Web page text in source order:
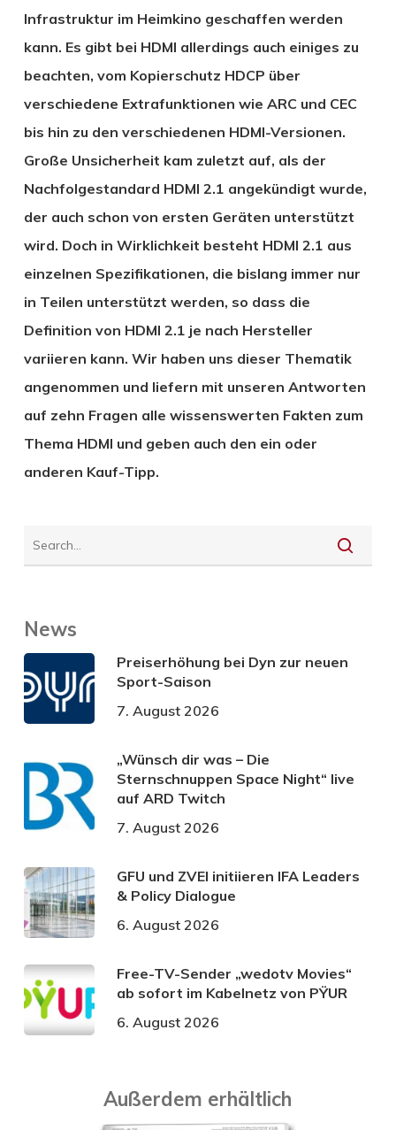
Infrastruktur im Heimkino geschaffen werden
kann. Es gibt bei HDMI allerdings auch einiges zu
beachten, vom Kopierschutz HDCP über
verschiedene Extrafunktionen wie ARC und CEC
bis hin zu den verschiedenen HDMI-Versionen.
Große Unsicherheit kam zuletzt auf, als der
Nachfolgestandard HDMI 2.1 angekündigt wurde,
der auch schon von ersten Geräten unterstützt
wird. Doch in Wirklichkeit besteht HDMI 2.1 aus
einzelnen Spezifikationen, die bislang immer nur
in Teilen unterstützt werden, so dass die
Definition von HDMI 2.1 je nach Hersteller
variieren kann. Wir haben uns dieser Thematik
angenommen und liefern mit unseren Antworten
auf zehn Fragen alle wissenswerten Fakten zum
Thema HDMI und geben auch den ein oder
anderen Kauf-Tipp.
News
Preiserhöhung bei Dyn zur neuen
Sport-Saison
7. August 2026
„Wünsch dir was – Die
Sternschnuppen Space Night“ live
auf ARD Twitch
7. August 2026
GFU und ZVEI initiieren IFA Leaders
& Policy Dialogue
6. August 2026
Free-TV-Sender „wedotv Movies“
ab sofort im Kabelnetz von PŸUR
6. August 2026
Außerdem erhältlich